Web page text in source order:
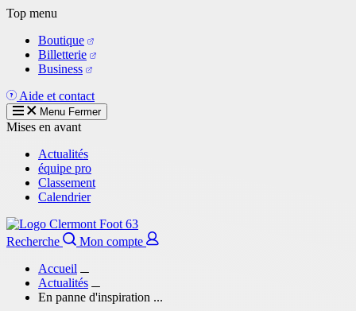
Aller
contenu
principal
Top menu
Boutique
Billetterie
Business
Aide et contact
Menu Fermer
Mises en avant
Actualités
équipe pro
Classement
Calendrier
Recherche
Mon compte
Accueil
Actualités
En panne d'inspiration ...